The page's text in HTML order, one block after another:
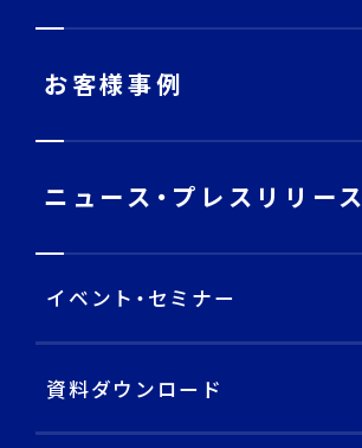
サービストップ
戦略・分析・実行 支援
DECA Marketing Agent
DECA Service Agent
お客様事例
ニュース・ プレスリリース
イベント・セミナー
資料ダウンロード